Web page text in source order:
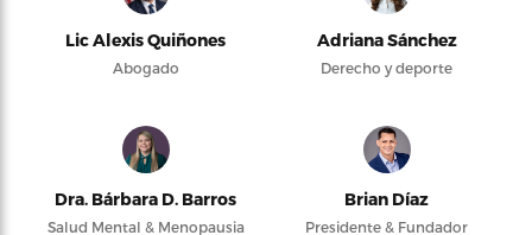
Lic Alexis Quiñones
Abogado
Adriana Sánchez
Derecho y deporte
Dra. Bárbara D. Barros
Salud Mental & Menopausia
Brian Díaz
Presidente & Fundador